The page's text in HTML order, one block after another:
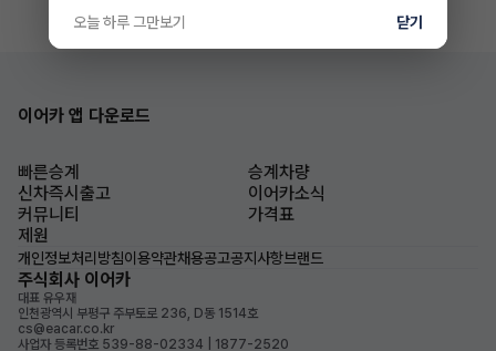
이어카 앱 다운로드
빠른승계
승계차량
신차즉시출고
이어카소식
커뮤니티
가격표
제원
개인정보처리방침이용약관채용공고공지사항브랜드
주식회사 이어카
대표 유우재
인천광역시 부평구 주부토로 236, D동 1514호
cs@eacar.co.kr
사업자 등록번호 539-88-02334 | 1877-2520
오늘 하루 그만보기 닫기